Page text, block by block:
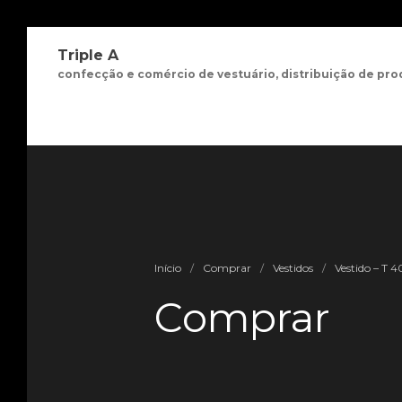
Triple A
confecção e comércio de vestuário, distribuição de
Início / Comprar / Vestidos / Vestido – T
Comprar